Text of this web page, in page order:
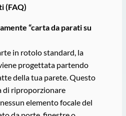
(FAQ)
“carta da parati su
in rotolo standard, la
progettata partendo
della tua parete. Questo
di riproporzionare
elemento focale del